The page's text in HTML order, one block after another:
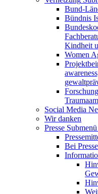
Bund-
Bündnis
Kindheit
Women
Social Media
Wir danken
Presse
Bei